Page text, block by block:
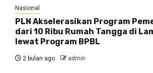
Nasional
PLN Akselerasikan Program
dari 10 Ribu Rumah Tangga di
lewat Program BPBL
2 bulan ago admin